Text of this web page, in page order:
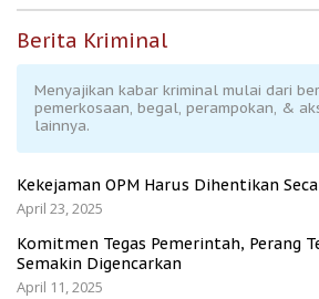
Berita Kriminal
Menyajikan kabar kriminal mulai dari
pemerkosaan, begal, perampokan, &
lainnya.
Kekejaman OPM Harus Dihentikan
April 23, 2025
Komitmen Tegas Pemerintah, Perang
Semakin Digencarkan
April 11, 2025